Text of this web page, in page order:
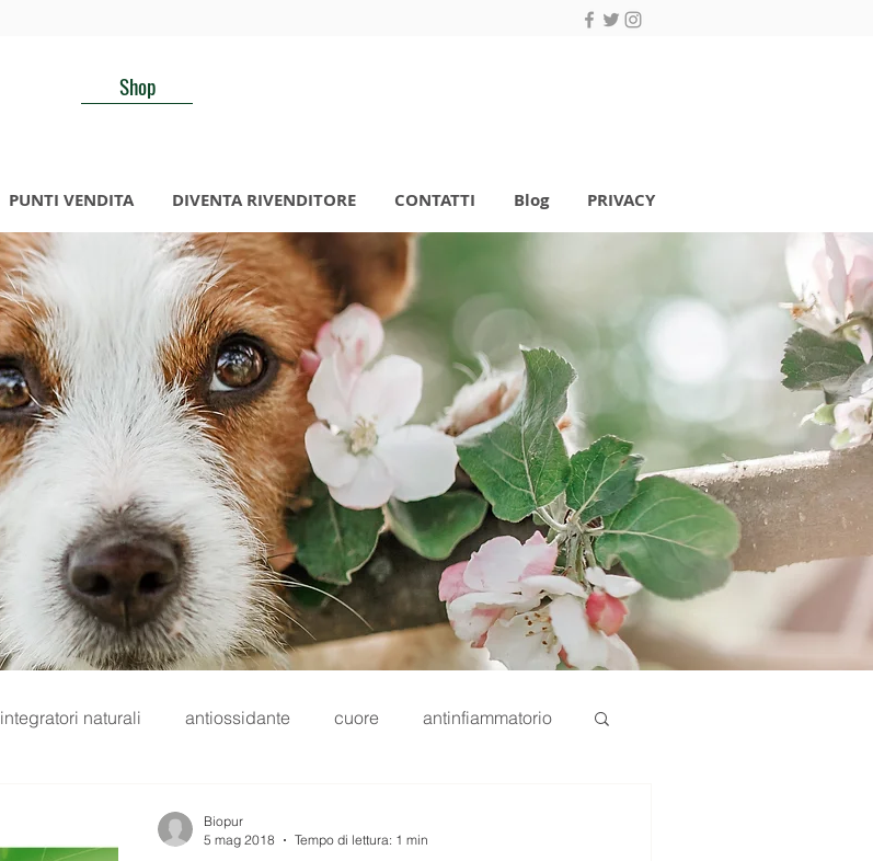
Shop
PUNTI VENDITA DIVENTA RIVENDITORE CONTATTI Blog PRIVACY
integratori naturali antiossidante cuore antinfiammatorio
Biopur
5 mag 2018
Tempo di lettura: 1 min